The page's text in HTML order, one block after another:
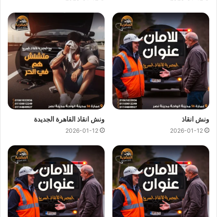
يمكن لفريقونش المصريةتقديم خدمات
سريعة
وبأسعار معقولة كل ما عليك الاتصال بنا وسوف نستجيب علي الفور
ونرسل لك على الفوراقرب ونش انقاذمتوفر في العلمين بالقرب
من مكان تعطل سيارتك لاننا نجعلها سهلة باتصالك بنا علي
01144849927او01017439322او01094833093نحن
نستعين بفريق من السائقين الخبرة لرفع و انقاذ سيارتك لاننا لا نعتمد
فقط على
ونش الانقاذولكننا نمتلك ايضا رافعات لانقاذ السيارات
المعطلة بنظام رفع هيدروليكي متكامل للتعامل مع حالات السيارات
الثقيلة وسيارات النقل و سيارات النصف نقل العالقة.
ونش نقل سيارات العلمين
ونش انقاذ العلمينيوفر خدمة المساعدة على الطريق بسرعة فائفة
و بسعر معقول و خدمة انقاذ السيارات في العلمين وذلك من خلال
فريق من السائقين الوناشين الخبرة لتزويدك بافضل خدمةانقاذ
سياراتعلى الطريق و تقديم جميع خدماتالانقاذ السريع.
ونش انقاذ
2026-01-12
ونش انقاذ القاهرة الجديدة
2026-01-12